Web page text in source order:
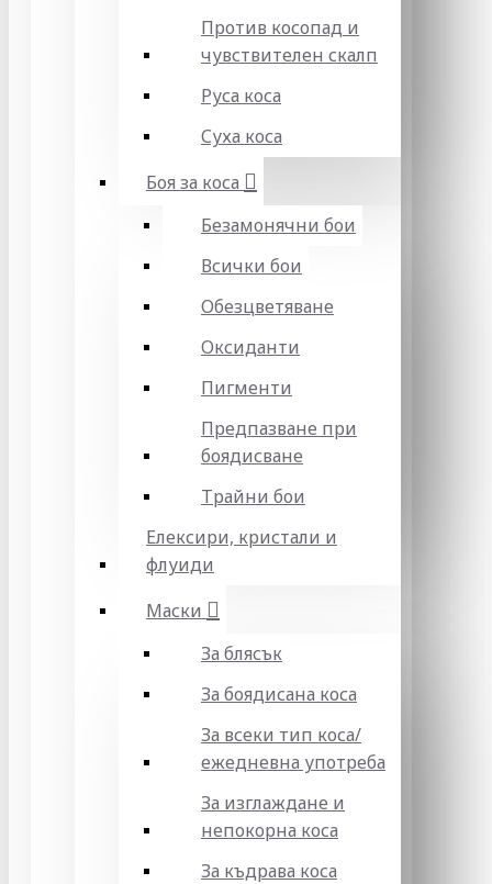
Против косопад и
чувствителен скалп
Руса коса
Суха коса
Боя за коса
Безамонячни бои
Всички бои
Обезцветяване
Оксиданти
Пигменти
Предпазване при
боядисване
Трайни бои
Елексири, кристали и
флуиди
Маски
За блясък
За боядисана коса
За всеки тип коса/
ежедневна употреба
За изглаждане и
непокорна коса
За къдрава коса